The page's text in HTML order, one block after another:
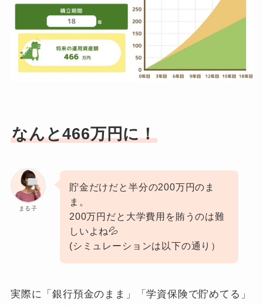
なんと466万円に！
まる子
貯金だけだと半分の200万円のま
ま。
200万円だと大学費用を賄うのは難
しいよね💦
(シミュレーションは以下の通り）
実際に「銀行預金のまま」「学資保険で貯めてる」